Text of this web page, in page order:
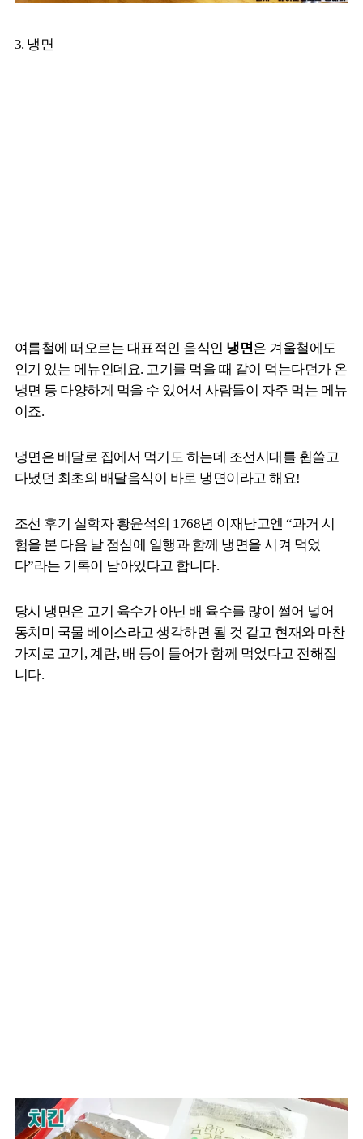
3. 냉면
여름철에 떠오르는 대표적인 음식인 냉면은 겨울철에도
인기 있는 메뉴인데요. 고기를 먹을 때 같이 먹는다던가 온
냉면 등 다양하게 먹을 수 있어서 사람들이 자주 먹는 메뉴
이죠.
냉면은 배달로 집에서 먹기도 하는데 조선시대를 휩쓸고
다녔던 최초의 배달음식이 바로 냉면이라고 해요!
조선 후기 실학자 황윤석의 1768년 이재난고엔 “과거 시
험을 본 다음 날 점심에 일행과 함께 냉면을 시켜 먹었
다”라는 기록이 남아있다고 합니다.
당시 냉면은 고기 육수가 아닌 배 육수를 많이 썰어 넣어
동치미 국물 베이스라고 생각하면 될 것 같고 현재와 마찬
가지로 고기, 계란, 배 등이 들어가 함께 먹었다고 전해집
니다.